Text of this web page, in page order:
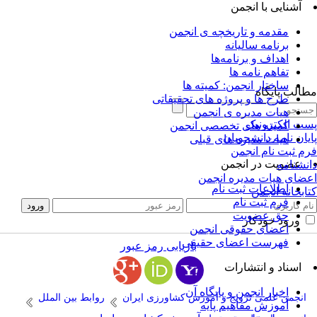
آشنایی با انجمن
مقدمه و تاریخچه ی انجمن
برنامه سالیانه
اهداف و برنامه‌ها
تفاهم نامه ها
ساختار انجمن: کمیته ها
طرح ها و پروژه های تحقیقاتی
هیات مدیره ی انجمن
کمیته های تخصصی انجمن
هیات مدیره های قبلی
عضویت در انجمن
اطلاعات ثبت نام
فرم ثبت نام
حق عضویت
اعضای حقوقی انجمن
فهرست اعضای حقیقی
اسناد و انتشارات
اخبار انجمن و پایگاه آن
آموزش مفاهیم پایه
پایگاه
الکترونیک
نامه دانشجویان
ثبت نام انجمن
هیات مدیره انجمن
انجمن
ورود خودکار
بازیابی رمز عبور
انجمن علمی ترویج و آموزش کشاورزی ایران
روابط بین الملل